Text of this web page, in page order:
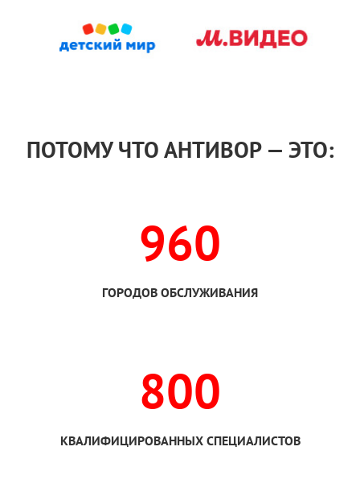
ПОТОМУ ЧТО АНТИВОР — ЭТО:
960
ГОРОДОВ ОБСЛУЖИВАНИЯ
800
КВАЛИФИЦИРОВАННЫХ СПЕЦИАЛИСТОВ